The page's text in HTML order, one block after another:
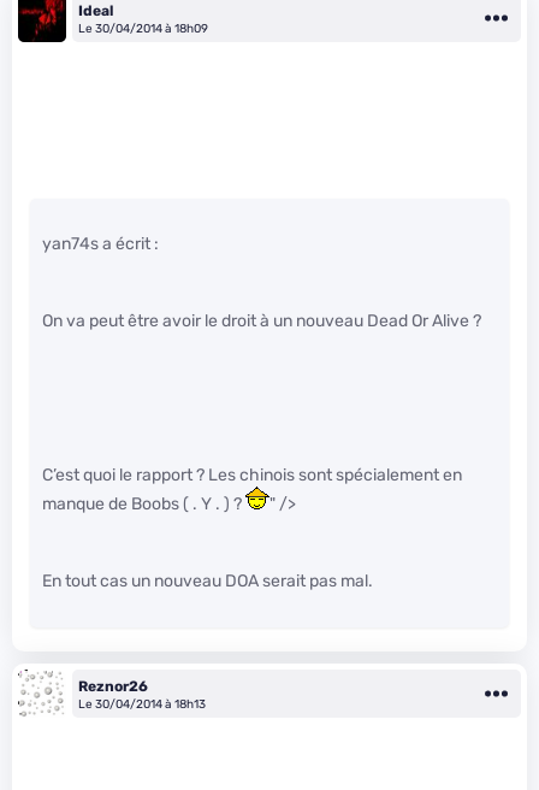
Ideal
Le 30/04/2014 à 18h09
yan74s a écrit :
On va peut être avoir le droit à un nouveau Dead Or Alive ?
C’est quoi le rapport ? Les chinois sont spécialement en
manque de Boobs ( . Y . ) ?
" />
En tout cas un nouveau DOA serait pas mal.
Reznor26
Le 30/04/2014 à 18h13